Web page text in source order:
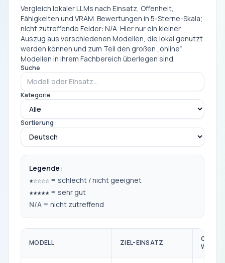
Vergleich lokaler LLMs nach Einsatz, Offenheit,
Fähigkeiten und VRAM. Bewertungen in 5-Sterne-Skala;
nicht zutreffende Felder: N/A. Hier nur ein kleiner
Auszug aus verschiedenen Modellen, die lokal genutzt
werden können und zum Teil den großen „online“
Modellen in ihrem Fachbereich überlegen sind.
Suche
Kategorie
Sortierung
Legende:
★☆☆☆☆ = schlecht / nicht geeignet
★★★★★ = sehr gut
N/A = nicht zutreffend
MODELL ZIEL-EINSATZ
OPEN